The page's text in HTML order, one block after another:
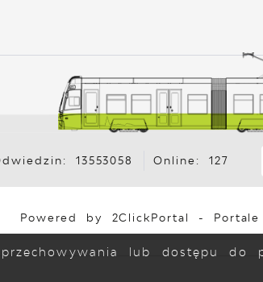
13553058 Online: 127
Powered by 2ClickPortal - Portale
lub dostępu do